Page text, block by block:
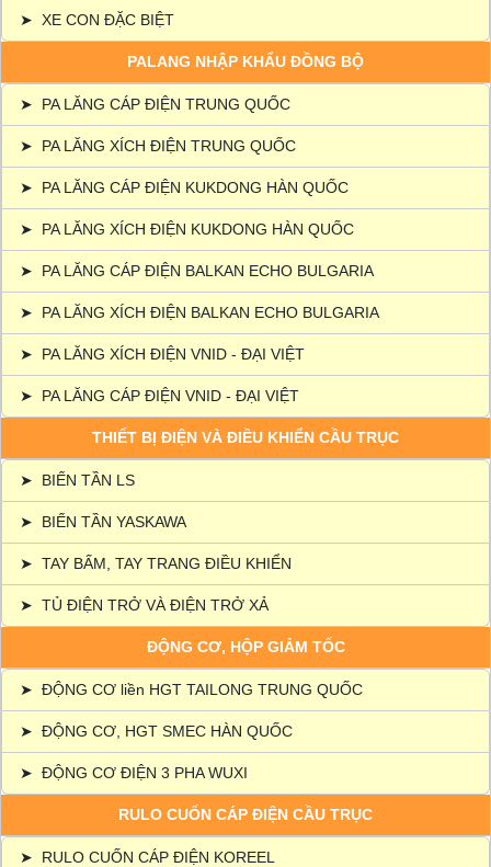
➤ XE CON ĐẶC BIỆT
PALANG NHẬP KHẨU ĐỒNG BỘ
➤ PA LĂNG CÁP ĐIỆN TRUNG QUỐC
➤ PA LĂNG XÍCH ĐIỆN TRUNG QUỐC
➤ PA LĂNG CÁP ĐIỆN KUKDONG HÀN QUỐC
➤ PA LĂNG XÍCH ĐIỆN KUKDONG HÀN QUỐC
➤ PA LĂNG CÁP ĐIỆN BALKAN ECHO BULGARIA
➤ PA LĂNG XÍCH ĐIỆN BALKAN ECHO BULGARIA
➤ PA LĂNG XÍCH ĐIỆN VNID - ĐẠI VIỆT
➤ PA LĂNG CÁP ĐIỆN VNID - ĐẠI VIỆT
THIẾT BỊ ĐIỆN VÀ ĐIỀU KHIỂN CẦU TRỤC
➤ BIẾN TẦN LS
➤ BIẾN TẦN YASKAWA
➤ TAY BẤM, TAY TRANG ĐIỀU KHIỂN
➤ TỦ ĐIỆN TRỞ VÀ ĐIỆN TRỞ XẢ
ĐỘNG CƠ, HỘP GIẢM TỐC
➤ ĐỘNG CƠ liền HGT TAILONG TRUNG QUỐC
➤ ĐỘNG CƠ, HGT SMEC HÀN QUỐC
➤ ĐỘNG CƠ ĐIỆN 3 PHA WUXI
RULO CUỐN CÁP ĐIỆN CẦU TRỤC
➤ RULO CUỐN CÁP ĐIỆN KOREEL